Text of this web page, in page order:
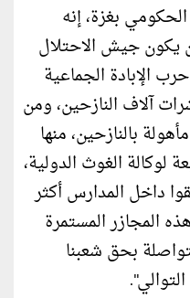
بغزة، إنه
يكون جيش الاحتلال
الإبادة الجماعية
آلاف النازحين، ومن
152 مدرسة مأهولة بالنازحين، منها
الغوث الدولية،
داخل المدارس أكثر
هذه المجازر المستمرة
بحق شعبنا